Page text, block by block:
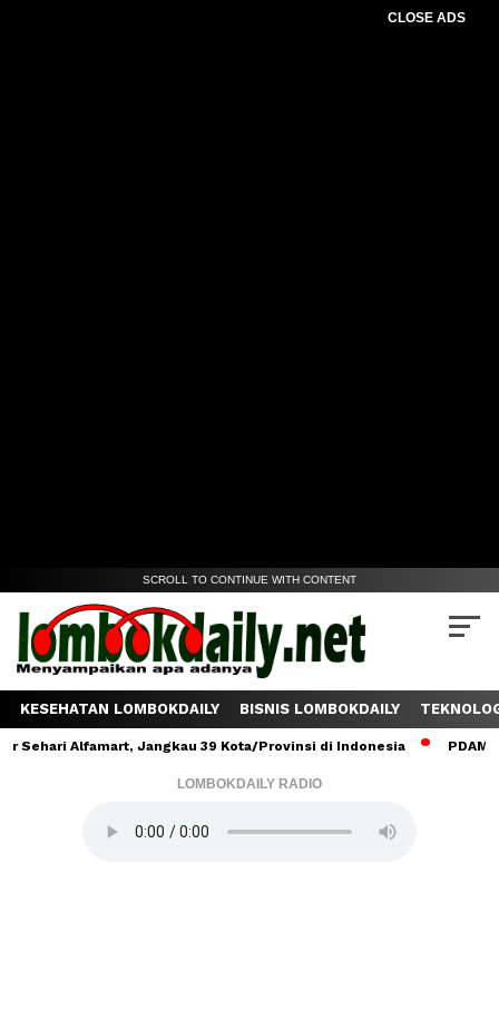
CLOSE ADS
SCROLL TO CONTINUE WITH CONTENT
KESEHATAN LOMBOKDAILY BISNIS LOMBOKDAILY
Alfamart, Jangkau 39 Kota/Provinsi di Indonesia PDAM
LOMBOKDAILY RADIO